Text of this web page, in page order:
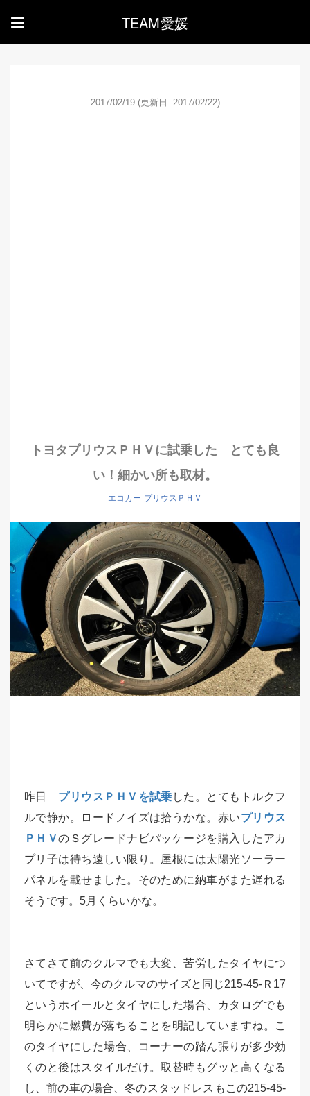
☰ TEAM愛媛
2017/02/19 (更新日: 2017/02/22)
トヨタプリウスＰＨＶに試乗した とても良
い！細かい所も取材。
エコカー プリウスＰＨＶ
昨日 プリウスＰＨＶを試乗 した。とてもトルクフ
ルで静か。ロードノイズは拾うかな。赤いプリウス
ＰＨＶのＳグレードナビパッケージを購入したアカ
プリ子は待ち遠しい限り。屋根には太陽光ソーラー
パネルを載せました。そのために納車がまた遅れる
そうです。5月くらいかな。
さてさて前のクルマでも大変、苦労したタイヤにつ
いてですが、今のクルマのサイズと同じ215-45-Ｒ17
というホイールとタイヤにした場合、カタログでも
明らかに燃費が落ちることを明記していますね。こ
のタイヤにした場合、コーナーの踏ん張りが多少効
くのと後はスタイルだけ。取替時もグッと高くなる
し、前の車の場合、冬のスタッドレスもこの215-45-